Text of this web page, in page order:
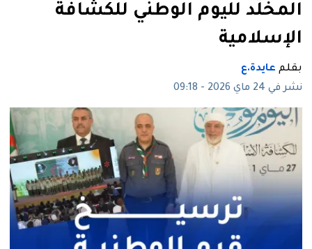
المخلّد لليوم الوطني للكشافة
الإسلامية
بقلم عايدة.ع
نشر في 24 ماي 2026 - 09:18